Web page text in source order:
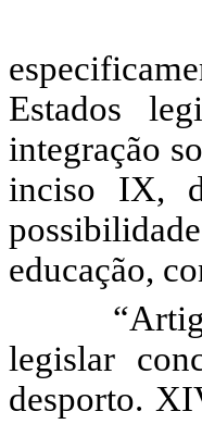
A
Estados
integração
inciso IX,
educação,
legislar
desporto.